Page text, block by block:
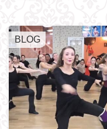
BLOG